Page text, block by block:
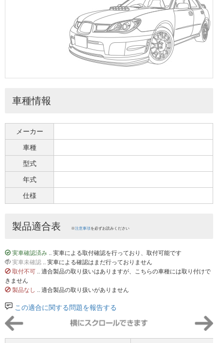
車種情報
メーカー
車種
型式
年式
仕様
製品適合表 ※注意事項を必ずお読みください
実車確認済み .. 実車による取付確認を行っており、取付可能です
実車未確認 .. 実車による確認はまだ行っておりません
取付不可 .. 適合製品の取り扱いはありますが、こちらの車種には取り付けで
きません
製品なし .. 適合製品の取り扱いがありません
この適合に関する問題を報告する